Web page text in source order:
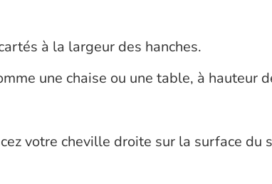
à la largeur des hanches.
une chaise ou une table, à hauteur
votre cheville droite sur la surface